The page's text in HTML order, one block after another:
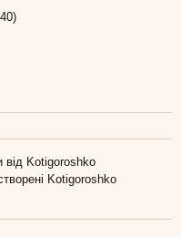
від Kotigoroshko
Kotigoroshko